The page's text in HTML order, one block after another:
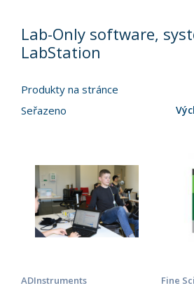
Lab-Only software,
LabStation
Produkty na stránce
Seřazeno
ADInstruments Fine